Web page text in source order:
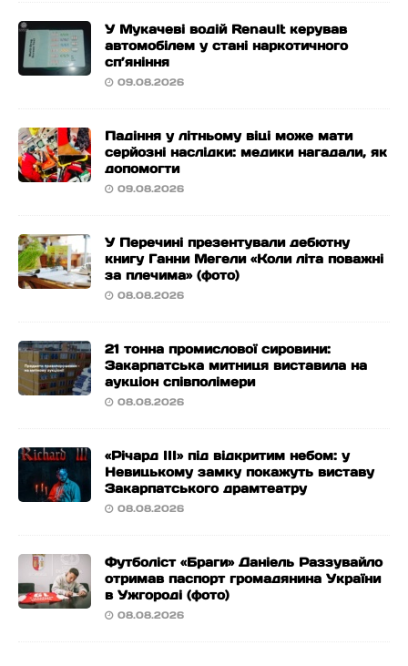
У Мукачеві водій Renault керував
автомобілем у стані наркотичного
сп’яніння
09.08.2026
Падіння у літньому віці може мати
серйозні наслідки: медики нагадали, як
допомогти
09.08.2026
У Перечині презентували дебютну
книгу Ганни Мегели «Коли літа поважні
за плечима» (фото)
08.08.2026
21 тонна промислової сировини:
Закарпатська митниця виставила на
аукціон співполімери
08.08.2026
«Річард ІІІ» під відкритим небом: у
Невицькому замку покажуть виставу
Закарпатського драмтеатру
08.08.2026
Футболіст «Браги» Даніель Раззувайло
отримав паспорт громадянина України
в Ужгороді (фото)
08.08.2026